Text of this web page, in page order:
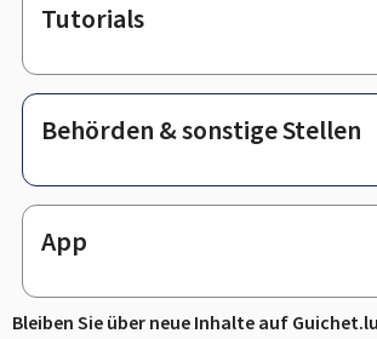
Tutorials
Behörden & sonstige Stellen
App
Bleiben Sie über neue Inhalte auf